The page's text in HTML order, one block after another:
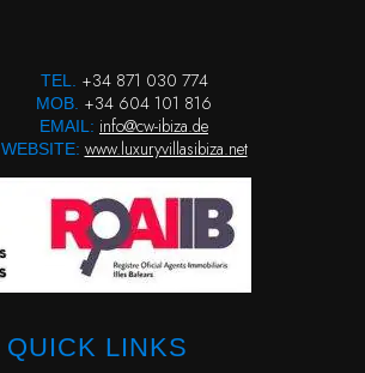
TEL. +34 871 030 774
MOB. +34 604 101 816
EMAIL: info@cw-ibiza.de
WEBSITE: www.luxuryvillasibiza.net
QUICK LINKS